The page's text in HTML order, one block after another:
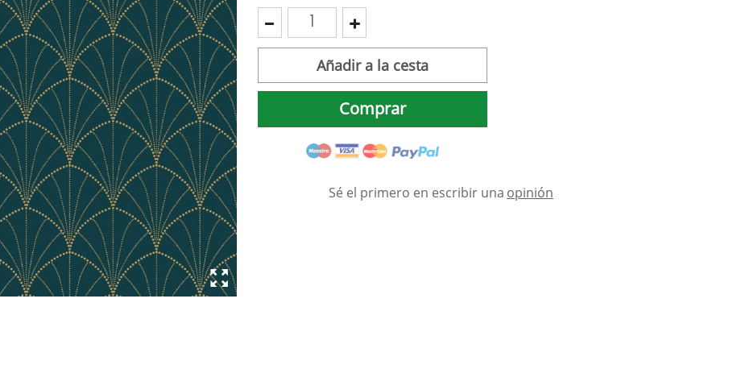
Añadir a la cesta
Comprar
Sé el primero en escribir una opinión